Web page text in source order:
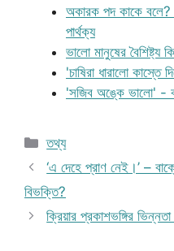
অকারক পদ কাকে
পার্থক্য
ভালো মানুষের বৈশিষ্ট্য
'চাষিরা ধারালো
'সজিব অঙ্কে ভালো' -
Categories
তথ্য
‘এ দেহে প্রাণ নেই।’ –
বিভক্তি?
ক্রিয়ার প্রকাশভঙ্গির